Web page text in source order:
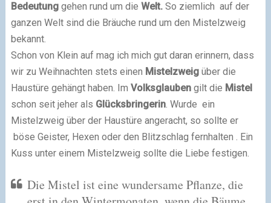
Bedeutung gehen rund um die Welt.So ziemlich auf der
ganzen Welt sind die Bräuche rund um den Mistelzweig
bekannt.
Schon von Klein auf mag ich mich gut daran erinnern, dass
wir zu Weihnachten stets einen Mistelzweig über die
Haustüre gehängt haben. Im Volksglaubengilt die Mistel
schon seit jeher als Glücksbringerin. Wurde ein
Mistelzweig über der Haustüre angeracht, so sollte er
böse Geister, Hexen oder den Blitzschlag fernhalten . Ein
Kuss unter einem Mistelzweig sollte die Liebe festigen.
Die Mistel ist eine wundersame Pflanze, die